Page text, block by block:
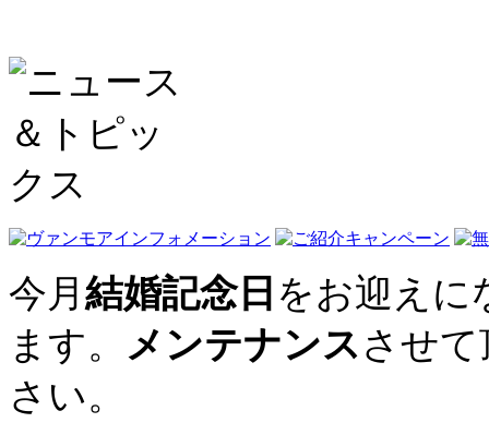
今月 結婚記念日 をお迎えに
ます。 メンテナンスさせ
さい。